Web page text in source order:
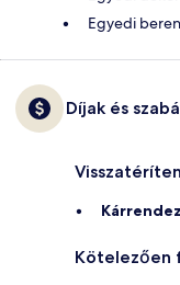
Egyedi
Díjak és
Kötelezően